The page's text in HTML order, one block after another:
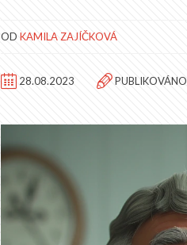
OD KAMILA ZAJÍČKOVÁ
28.08.2023